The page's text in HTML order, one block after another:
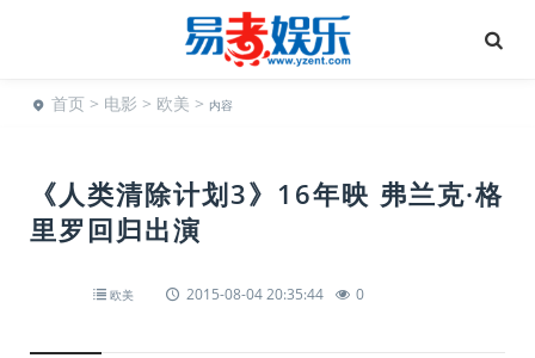
首页 > 电影 > 欧美 > 内容
《人类清除计划3》16年映 弗兰克·格
里罗回归出演
欧美 2015-08-04 20:35:44 0